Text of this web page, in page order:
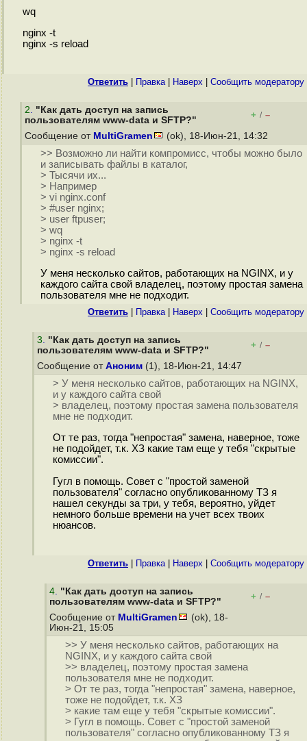
wq
nginx -t
nginx -s reload
Ответить Правка| Наверх Cообщить модератору
2. "Как дать доступ на запись
пользователям www-data и SFTP?"
+ / –
Сообщение от MultiGramen (ok), 18-Июн-21, 14:32
>> Возможно ли найти компромисс, чтобы можно было
и записывать файлы в каталог,
> Тысячи их...
> Например
> vi nginx.conf
> #user nginx;
> user ftpuser;
> wq
> nginx -t
> nginx -s reload
У меня несколько сайтов, работающих на NGINX, и у
каждого сайта свой владелец, поэтому простая замена
пользователя мне не подходит.
Ответить Правка| Наверх Cообщить модератору
3. "Как дать доступ на запись
пользователям www-data и SFTP?"
+ / –
Сообщение от Аноним (1), 18-Июн-21, 14:47
> У меня несколько сайтов, работающих на NGINX,
и у каждого сайта свой
> владелец, поэтому простая замена пользователя
мне не подходит.
От те раз, тогда "непростая" замена, наверное, тоже
не подойдет, т.к. ХЗ какие там еще у тебя "скрытые
комиссии".
Гугл в помощь. Совет с "простой заменой
пользователя" согласно опубликованному ТЗ я
нашел секунды за три, у тебя, вероятно, уйдет
немного больше времени на учет всех твоих
нюансов.
Ответить Правка| Наверх Cообщить модератору
4. "Как дать доступ на запись
пользователям www-data и SFTP?"
+ / –
Сообщение от MultiGramen
(ok), 18-
Июн-21, 15:05
>> У меня несколько сайтов, работающих на
NGINX, и у каждого сайта свой
>> владелец, поэтому простая замена
пользователя мне не подходит.
> От те раз, тогда "непростая" замена, наверное,
тоже не подойдет, т.к. ХЗ
> какие там еще у тебя "скрытые комиссии".
> Гугл в помощь. Совет с "простой заменой
пользователя" согласно опубликованному ТЗ я